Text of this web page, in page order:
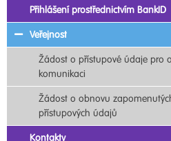
Přihlášení prostřednictvím BankID
Veřejnost
Žádost o přístupové údaje pro
komunikaci
Žádost o obnovu
přístupových údajů
Kontakty